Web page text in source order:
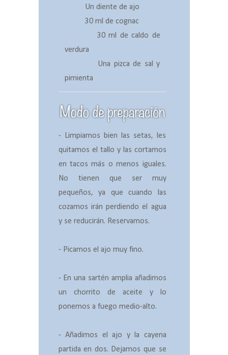
Un diente de ajo
30 ml de cognac
30 ml de caldo de
verdura
Una pizca de sal y
pimienta
- Limpiamos bien las setas, les
quitamos el tallo y las cortamos
en tacos más o menos iguales.
No tienen que ser muy
pequeños, ya que cuando las
cozamos irán perdiendo el agua
y se reducirán. Reservamos.
- Picamos el ajo muy fino.
- En una sartén amplia añadimos
un chorrito de aceite y lo
ponemos a fuego medio-alto.
- Añadimos el ajo y la cayena
partida en dos. Dejamos que se